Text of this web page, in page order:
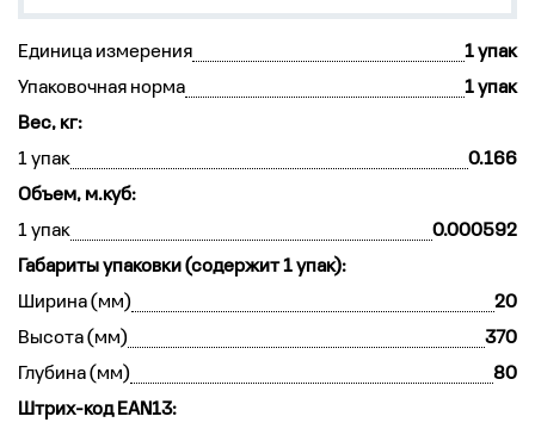
Единица измерения
1 упак
Упаковочная норма
1 упак
Вес, кг:
1 упак
0.166
Объем, м.куб:
1 упак
0.000592
Габариты упаковки (содержит 1 упак):
Ширина (мм)
20
Высота (мм)
370
Глубина (мм)
80
Штрих-код EAN13: